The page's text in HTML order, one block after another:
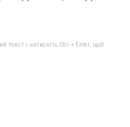
текст і натисніть Ctrl + Enter, щоб